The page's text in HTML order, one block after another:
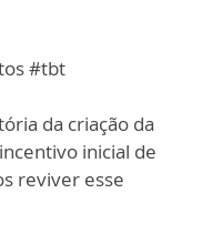
#tbt
da criação da
inicial de
reviver esse